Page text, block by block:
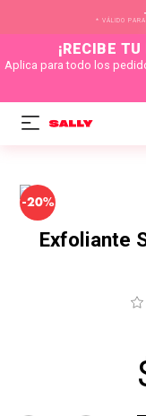
* VÁLIDO
¡RECIBE
Aplica para todo los
-20%
Exfoliante